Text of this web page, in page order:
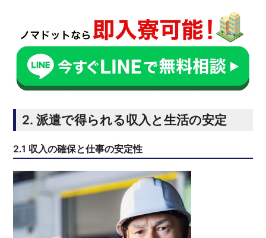
2. 派遣で得られる収入と生活の安定
2.1 収入の確保と仕事の安定性